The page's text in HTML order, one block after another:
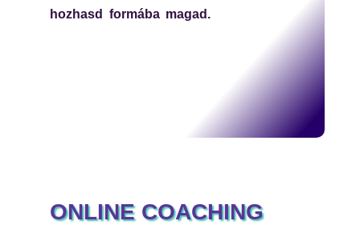
hozhasd formába magad.
ONLINE COACHING